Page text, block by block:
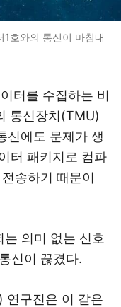
1호와의 통신이 마침내
터를 수집하는 비
통신장치(TMU)
신에도 문제가 생
터 패키지로 컴파
송하기 때문이
는 의미 없는 신호
신이 끊겼다.
연구진은 이 같은